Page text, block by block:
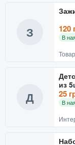
З 120
В
Д
из
25
В